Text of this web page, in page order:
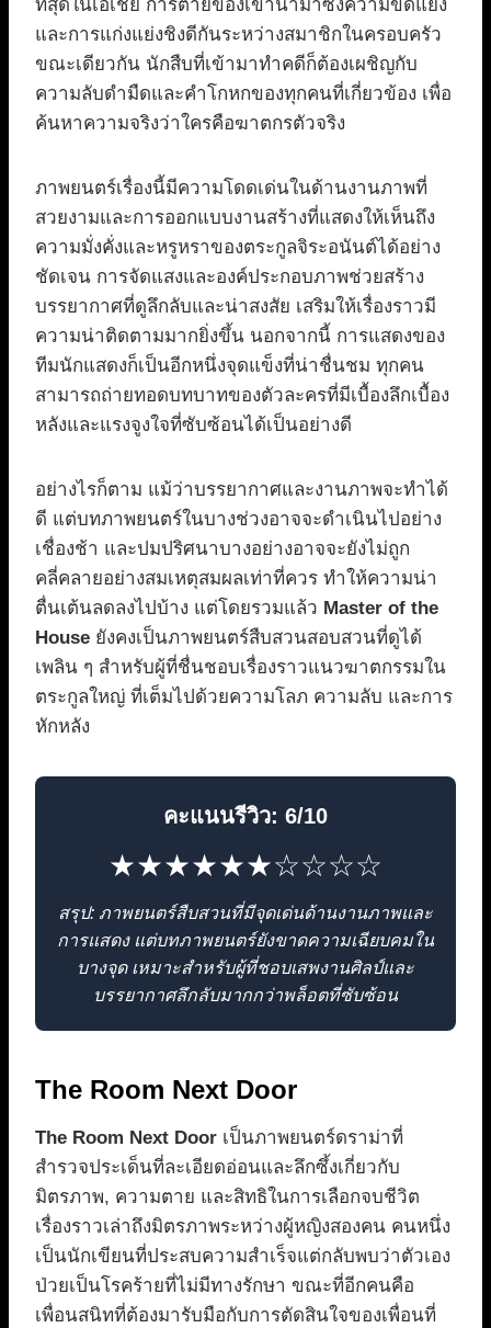
ที่สุดในเอเชีย การตายของเขานำมาซึ่งความขัดแย้ง
และการแก่งแย่งชิงดีกันระหว่างสมาชิกในครอบครัว
ขณะเดียวกัน นักสืบที่เข้ามาทำคดีก็ต้องเผชิญกับ
ความลับดำมืดและคำโกหกของทุกคนที่เกี่ยวข้อง เพื่อ
ค้นหาความจริงว่าใครคือฆาตกรตัวจริง
ภาพยนตร์เรื่องนี้มีความโดดเด่นในด้านงานภาพที่
สวยงามและการออกแบบงานสร้างที่แสดงให้เห็นถึง
ความมั่งคั่งและหรูหราของตระกูลจิระอนันต์ได้อย่าง
ชัดเจน การจัดแสงและองค์ประกอบภาพช่วยสร้าง
บรรยากาศที่ดูลึกลับและน่าสงสัย เสริมให้เรื่องราวมี
ความน่าติดตามมากยิ่งขึ้น นอกจากนี้ การแสดงของ
ทีมนักแสดงก็เป็นอีกหนึ่งจุดแข็งที่น่าชื่นชม ทุกคน
สามารถถ่ายทอดบทบาทของตัวละครที่มีเบื้องลึกเบื้อง
หลังและแรงจูงใจที่ซับซ้อนได้เป็นอย่างดี
อย่างไรก็ตาม แม้ว่าบรรยากาศและงานภาพจะทำได้
ดี แต่บทภาพยนตร์ในบางช่วงอาจจะดำเนินไปอย่าง
เชื่องช้า และปมปริศนาบางอย่างอาจจะยังไม่ถูก
คลี่คลายอย่างสมเหตุสมผลเท่าที่ควร ทำให้ความน่า
ตื่นเต้นลดลงไปบ้าง แต่โดยรวมแล้ว Master of the
House ยังคงเป็นภาพยนตร์สืบสวนสอบสวนที่ดูได้
เพลิน ๆ สำหรับผู้ที่ชื่นชอบเรื่องราวแนวฆาตกรรมใน
ตระกูลใหญ่ ที่เต็มไปด้วยความโลภ ความลับ และการ
หักหลัง
คะแนนรีวิว: 6/10
★★★★★★☆☆☆☆
สรุป: ภาพยนตร์สืบสวนที่มีจุดเด่นด้านงานภาพและ
การแสดง แต่บทภาพยนตร์ยังขาดความเฉียบคมใน
บางจุด เหมาะสำหรับผู้ที่ชอบเสพงานศิลป์และ
บรรยากาศลึกลับมากกว่าพล็อตที่ซับซ้อน
The Room Next Door
The Room Next Door เป็นภาพยนตร์ดราม่าที่
สำรวจประเด็นที่ละเอียดอ่อนและลึกซึ้งเกี่ยวกับ
มิตรภาพ, ความตาย และสิทธิในการเลือกจบชีวิต
เรื่องราวเล่าถึงมิตรภาพระหว่างผู้หญิงสองคน คนหนึ่ง
เป็นนักเขียนที่ประสบความสำเร็จแต่กลับพบว่าตัวเอง
ป่วยเป็นโรคร้ายที่ไม่มีทางรักษา ขณะที่อีกคนคือ
เพื่อนสนิทที่ต้องมารับมือกับการตัดสินใจของเพื่อนที่